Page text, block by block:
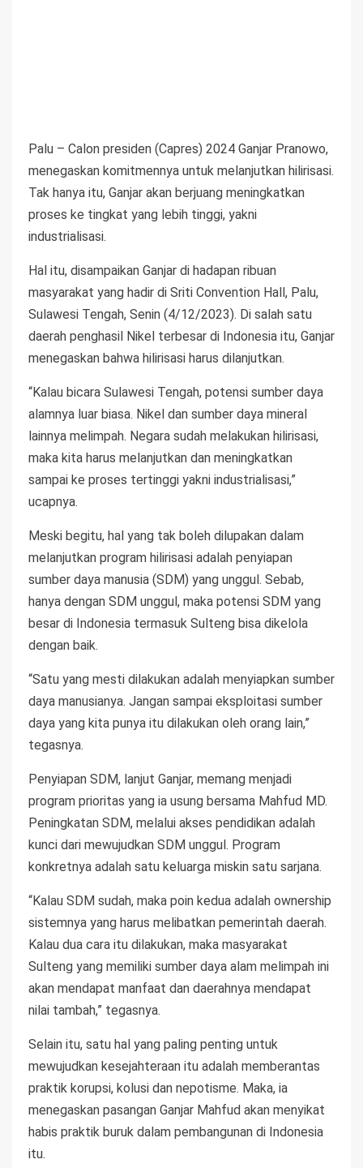
Palu – Calon presiden (Capres) 2024 Ganjar Pranowo,
menegaskan komitmennya untuk melanjutkan hilirisasi.
Tak hanya itu, Ganjar akan berjuang meningkatkan
proses ke tingkat yang lebih tinggi, yakni
industrialisasi.
Hal itu, disampaikan Ganjar di hadapan ribuan
masyarakat yang hadir di Sriti Convention Hall, Palu,
Sulawesi Tengah, Senin (4/12/2023). Di salah satu
daerah penghasil Nikel terbesar di Indonesia itu, Ganjar
menegaskan bahwa hilirisasi harus dilanjutkan.
“Kalau bicara Sulawesi Tengah, potensi sumber daya
alamnya luar biasa. Nikel dan sumber daya mineral
lainnya melimpah. Negara sudah melakukan hilirisasi,
maka kita harus melanjutkan dan meningkatkan
sampai ke proses tertinggi yakni industrialisasi,”
ucapnya.
Meski begitu, hal yang tak boleh dilupakan dalam
melanjutkan program hilirisasi adalah penyiapan
sumber daya manusia (SDM) yang unggul. Sebab,
hanya dengan SDM unggul, maka potensi SDM yang
besar di Indonesia termasuk Sulteng bisa dikelola
dengan baik.
“Satu yang mesti dilakukan adalah menyiapkan sumber
daya manusianya. Jangan sampai eksploitasi sumber
daya yang kita punya itu dilakukan oleh orang lain,”
tegasnya.
Penyiapan SDM, lanjut Ganjar, memang menjadi
program prioritas yang ia usung bersama Mahfud MD.
Peningkatan SDM, melalui akses pendidikan adalah
kunci dari mewujudkan SDM unggul. Program
konkretnya adalah satu keluarga miskin satu sarjana.
“Kalau SDM sudah, maka poin kedua adalah ownership
sistemnya yang harus melibatkan pemerintah daerah.
Kalau dua cara itu dilakukan, maka masyarakat
Sulteng yang memiliki sumber daya alam melimpah ini
akan mendapat manfaat dan daerahnya mendapat
nilai tambah,” tegasnya.
Selain itu, satu hal yang paling penting untuk
mewujudkan kesejahteraan itu adalah memberantas
praktik korupsi, kolusi dan nepotisme. Maka, ia
menegaskan pasangan Ganjar Mahfud akan menyikat
habis praktik buruk dalam pembangunan di Indonesia
itu.